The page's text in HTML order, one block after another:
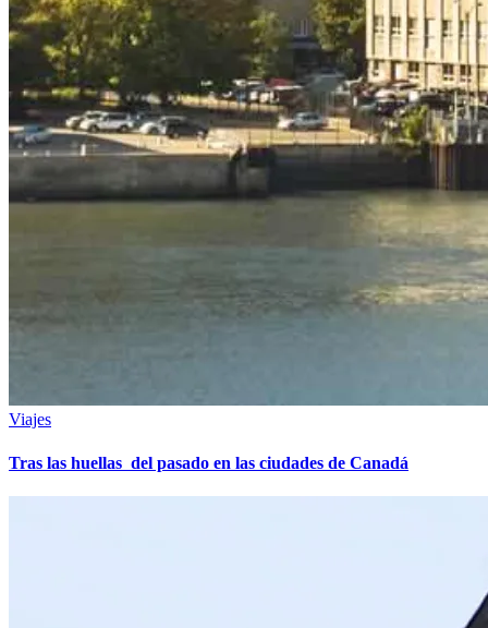
Viajes
Tras las huellas del pasado en las ciudades de Canadá